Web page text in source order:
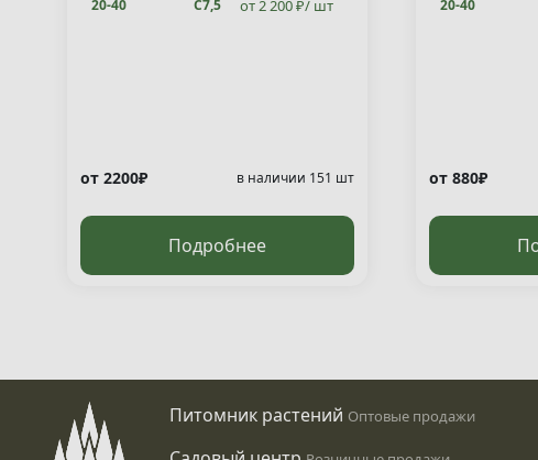
20-40 С7,5 от 2 200 ₽/ шт
от 2200₽ в наличии 151 шт
Подробнее
20-40
от 880₽
Питомник растений Оптовые продажи